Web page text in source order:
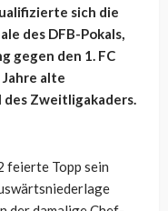
sich die
des DFB-Pokals,
gegen den 1. FC
alte
Zweitligakaders.
feierte Topp sein